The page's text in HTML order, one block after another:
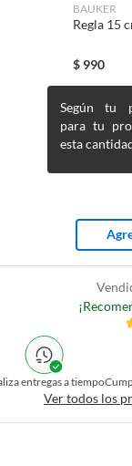
BAUKER
Regla 15
$ 990
Según tu
para tu
esta
entregas a tiempo
Ver todos los